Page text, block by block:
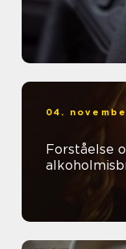
04.
Forståelse